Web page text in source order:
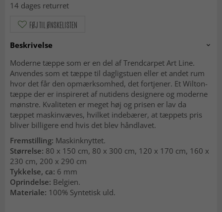
14 dages returret
FØJ TIL ØNSKELISTEN
Beskrivelse
Moderne tæppe som er en del af Trendcarpet Art Line.
Anvendes som et tæppe til dagligstuen eller et andet rum
hvor det får den opmærksomhed, det fortjener. Et Wilton-
tæppe der er inspireret af nutidens designere og moderne
mønstre. Kvaliteten er meget høj og prisen er lav da
tæppet maskinvæves, hvilket indebærer, at tæppets pris
bliver billigere end hvis det blev håndlavet.
Fremstilling: Maskinknyttet.
Størrelse: 80 x 150 cm, 80 x 300 cm, 120 x 170 cm, 160 x
230 cm, 200 x 290 cm
Tykkelse, ca: 6 mm
Oprindelse: Belgien.
Materiale: 100% Syntetisk uld.